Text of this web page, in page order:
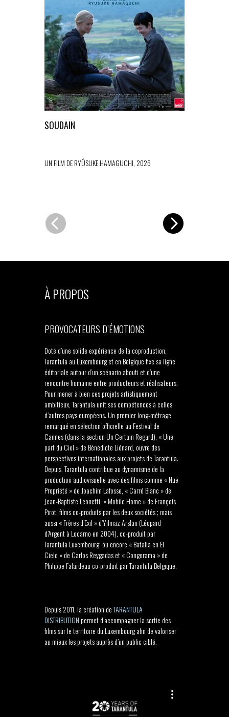
SOUDAIN
UN FILM DE RYÛSUKE HAMAGUCHI, 2026
À PROPOS
PROVOCATEURS D’ÉMOTIONS
Doté d’une solide expérience de la coproduction,
Tarantula au Luxembourg et en Belgique fixe sa ligne
éditoriale autour d’un scénario abouti et d’une
rencontre humaine entre producteurs et réalisateurs.
Pour mener à bien ces projets artistiquement
ambitieux, Tarantula unit ses compétences à celles
d’autres pays européens. Un premier long-métrage
remarqué en sélection officielle au Festival de
Cannes (dans la section Un Certain Regard), « Une
part du Ciel » de Bénédicte Liénard, ouvre des
perspectives internationales aux projets de Tarantula.
Depuis, Tarantula contribue au dynamisme de la
production audiovisuelle avec des films comme « Nue
Propriété » de Joachim Lafosse, « Carré Blanc » de
Jean-Baptiste Leonetti, « Mobile Home » de François
Pirot, films co-produits par les deux sociétés ; mais
aussi « Frères d’Exil » d’Yilmaz Arslan (Léopard
d’Argent à Locarno en 2004), co-produit par
Tarantula Luxembourg, ou encore « Batalla en El
Cielo » de Carlos Reygadas et « Congorama » de
Philippe Falardeau co-produit par Tarantula Belgique.
Depuis 2011, la création deTARANTULA
DISTRIBUTIONpermet d’accompagner la sortie des
films sur le territoire du Luxembourg afin de valoriser
au mieux les projets auprès d’un public ciblé.